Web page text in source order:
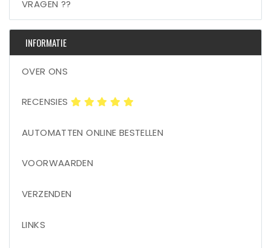
VRAGEN ??
INFORMATIE
OVER ONS
RECENSIES
AUTOMATTEN ONLINE BESTELLEN
VOORWAARDEN
VERZENDEN
LINKS